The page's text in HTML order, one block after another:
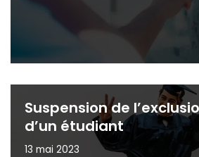
Suspension de
d’un étudiant
13 mai 2023